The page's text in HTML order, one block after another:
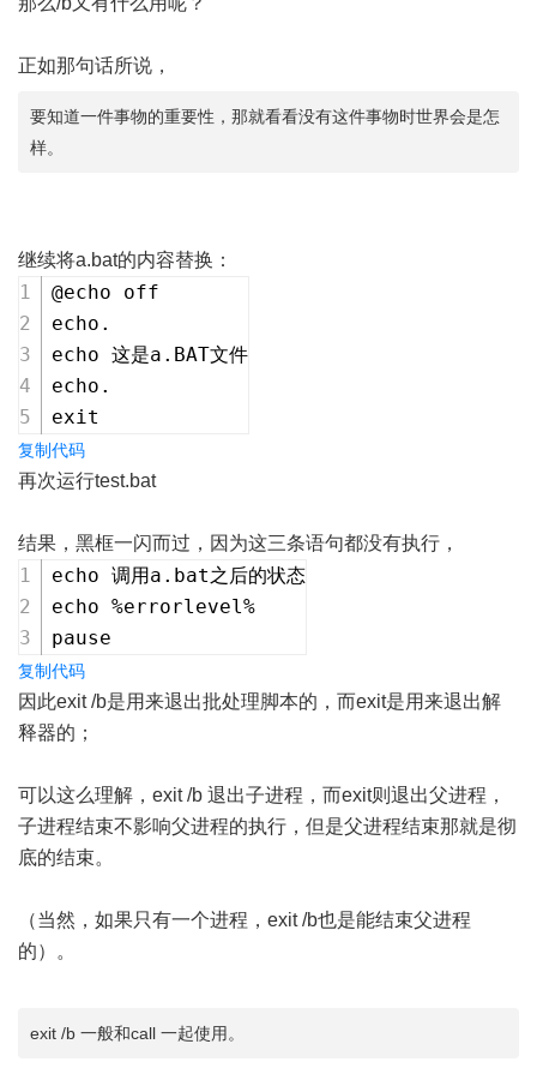
正如那句话所说，
要知道一件事物的重要性，那就看看没有这件事物时世界会是怎
样。
继续将a.bat的内容替换：
@echo off
echo.
echo 这是a.BAT文件
echo.
exit
复制代码
再次运行test.bat
结果，黑框一闪而过，因为这三条语句都没有执行，
echo 调用a.bat之后的状态
echo %errorlevel%
pause
复制代码
因此exit /b是用来退出批处理脚本的，而exit是用来退出解
释器的；
可以这么理解，exit /b 退出子进程，而exit则退出父进程，
子进程结束不影响父进程的执行，但是父进程结束那就是彻
底的结束。
（当然，如果只有一个进程，exit /b也是能结束父进程
的）。
exit /b 一般和call 一起使用。